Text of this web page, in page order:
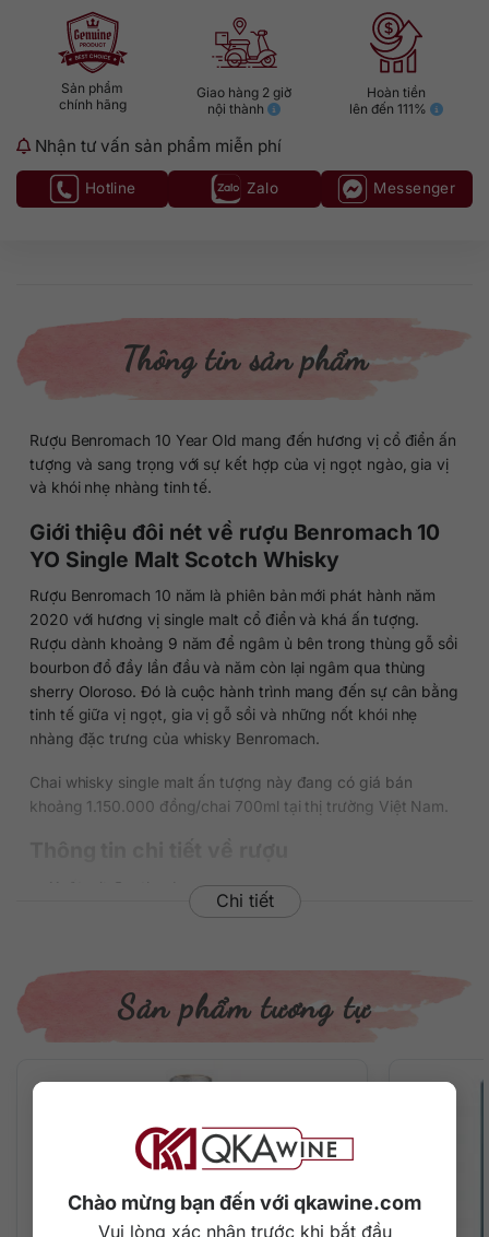
Chào mừng bạn đến với qkawine.com
Vui lòng xác nhận trước khi bắt đầu
Sản phẩm
chính hãng
Giao hàng 2 giờ
nội thành
Hoàn tiền
lên đến 111%
Nhận tư vấn sản phẩm miễn phí
Hotline Zalo Messenger
Thông tin sản phẩm
Rượu Benromach 10 Year Old mang đến hương vị cổ điển ấn
tượng và sang trọng với sự kết hợp của vị ngọt ngào, gia vị
và khói nhẹ nhàng tinh tế.
Giới thiệu đôi nét về rượu Benromach 10
YO Single Malt Scotch Whisky
Rượu Benromach 10 năm là phiên bản mới phát hành năm
2020 với hương vị single malt cổ điển và khá ấn tượng.
Rượu dành khoảng 9 năm để ngâm ủ bên trong thùng gỗ sồi
bourbon đổ đầy lần đầu và năm còn lại ngâm qua thùng
sherry Oloroso. Đó là cuộc hành trình mang đến sự cân bằng
tinh tế giữa vị ngọt, gia vị gỗ sồi và những nốt khói nhẹ
nhàng đặc trưng của whisky Benromach.
Chai whisky single malt ấn tượng này đang có giá bán
khoảng 1.150.000 đồng/chai 700ml tại thị trường Việt Nam.
Xuất xứ: Scotland
Vùng sản xuất: Speyside
Dung tích: 700 ml
Cách thưởng thức: Uống nguyên chất, thêm đá viên, pha
Mô tả hương vị rượu
táo đỏ), vani, cam thảo và một chút khói nhẹ thoáng qua.
Chi tiết
Sản phẩm tương tự